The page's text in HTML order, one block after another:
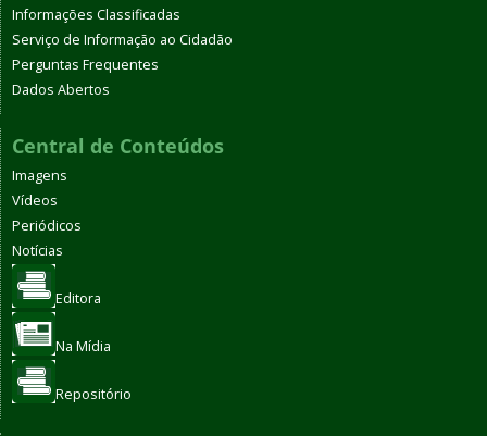
Informações Classificadas
Serviço de Informação ao Cidadão
Perguntas Frequentes
Dados Abertos
Central de Conteúdos
Imagens
Vídeos
Periódicos
Notícias
Editora
Na Mídia
Repositório